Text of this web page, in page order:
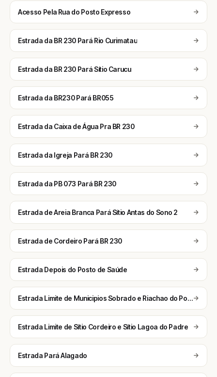
Acesso Pela Rua do Posto Expresso
Estrada da BR 230 Pará Rio Curimatau
Estrada da BR 230 Pará Sítio Carucu
Estrada da BR230 Pará BR055
Estrada da Caixa de Água Pra BR 230
Estrada da Igreja Pará BR 230
Estrada da PB 073 Pará BR 230
Estrada de Areia Branca Pará Sítio Antas do Sono 2
Estrada de Cordeiro Pará BR 230
Estrada Depois do Posto de Saúde
Estrada Limite de Municipios Sobrado e Riachao do Poco a BR230
Estrada Limite de Sítio Cordeiro e Sítio Lagoa do Padre
Estrada Pará Alagado